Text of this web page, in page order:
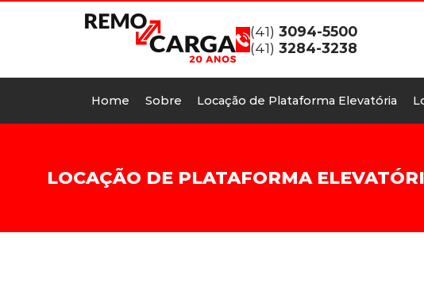
(41) 3094-5500
(41) 3284-3238
Home Sobre Locação de Plataforma Elevatória
LOCAÇÃO DE PLATAFORMA